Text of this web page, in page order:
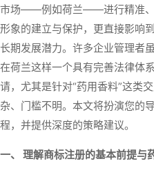
市场——例如荷兰——进行精准、
形象的建立与保护，更直接影响
长期发展潜力。许多企业管理者
在荷兰这样一个具有完善法律体
请，尤其是针对“药用香料”这类
杂、门槛不明。本文将扮演您的
程，并提供深度的策略建议。
一、 理解商标注册的基本前提与